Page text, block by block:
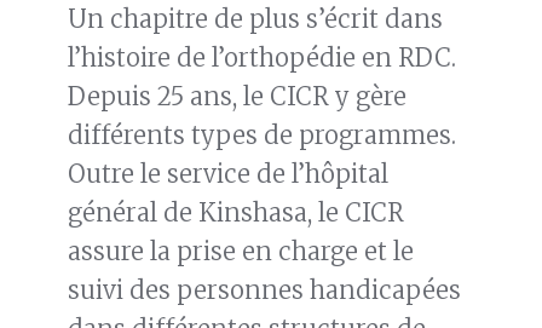
Un chapitre de plus s’écrit dans
l’histoire de l’orthopédie en RDC.
Depuis 25 ans, le CICR y gère
différents types de programmes.
Outre le service de l’hôpital
général de Kinshasa, le CICR
assure la prise en charge et le
suivi des personnes handicapées